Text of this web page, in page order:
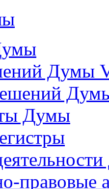
Думы
Думы
правовые